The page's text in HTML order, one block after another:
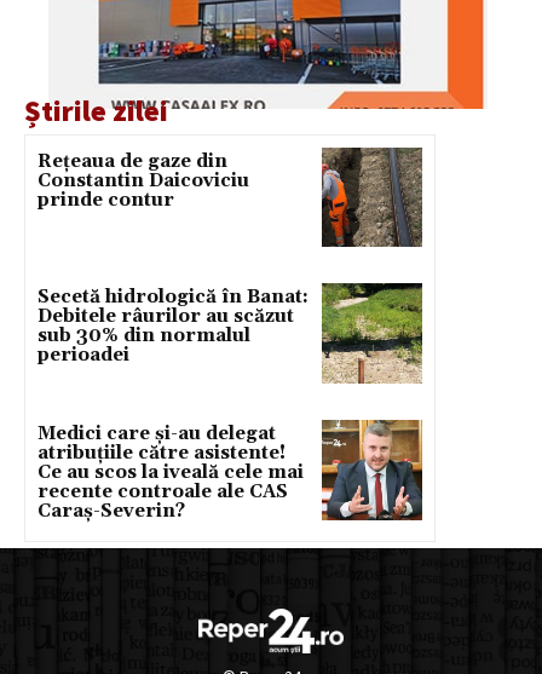
Știrile zilei
Rețeaua de gaze din
Constantin Daicoviciu
prinde contur
Secetă hidrologică în Banat:
Debitele râurilor au scăzut
sub 30% din normalul
perioadei
Medici care și-au delegat
atribuțiile către asistente!
Ce au scos la iveală cele mai
recente controale ale CAS
Caraș-Severin?